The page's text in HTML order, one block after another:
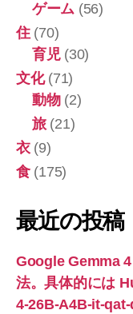
ゲーム (56)
住(70)
育児(30)
文化(71)
動物(2)
旅(21)
衣(9)
食(175)
最近の投稿
Google Gemma
法。具体的には
4-26B-A4B-it-